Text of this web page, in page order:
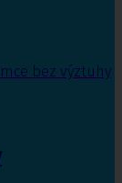
bez výztuhy